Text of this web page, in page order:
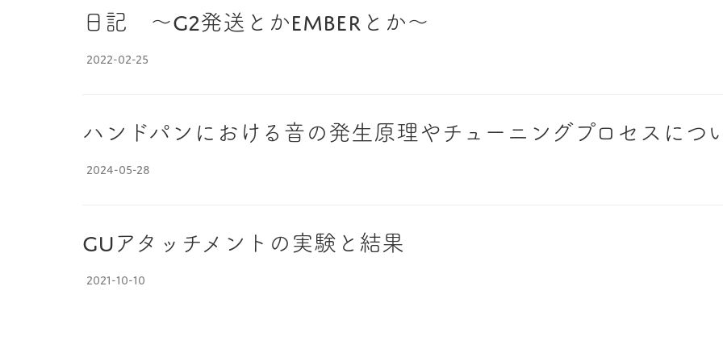
日記 ～G2発送とかEmberとか～
2022-02-25
ハンドパンにおける音の発生原理やチューニングプロセスにつ
2024-05-28
Guアタッチメントの実験と結果
2021-10-10